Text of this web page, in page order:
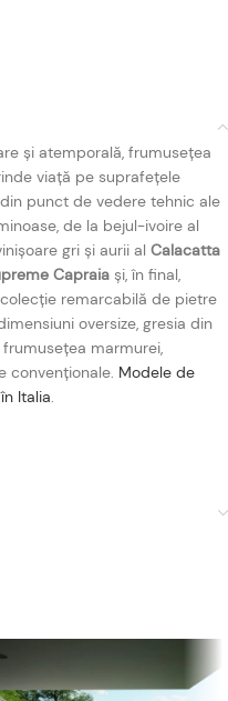
și atemporală, frumusețea
viață pe suprafețele
punct de vedere tehnic ale
de la bejul-ivoire al
gri și aurii al Calacatta
Capraia și, în final,
remarcabilă de pietre
oversize, gresia din
marmurei,
convenționale. Modele de
Italia.